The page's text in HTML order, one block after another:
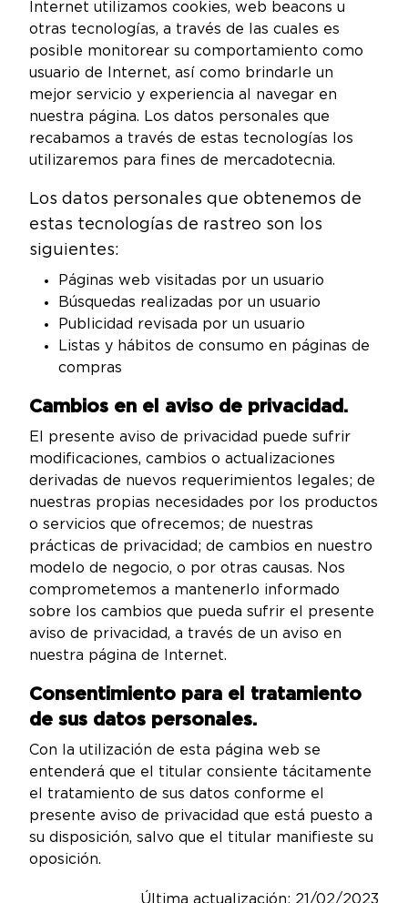
Internet utilizamos cookies, web beacons u
otras tecnologías, a través de las cuales es
posible monitorear su comportamiento como
usuario de Internet, así como brindarle un
mejor servicio y experiencia al navegar en
nuestra página. Los datos personales que
recabamos a través de estas tecnologías los
utilizaremos para fines de mercadotecnia.
Los datos personales que obtenemos de
estas tecnologías de rastreo son los
siguientes:
Páginas web visitadas por un usuario
Búsquedas realizadas por un usuario
Publicidad revisada por un usuario
Listas y hábitos de consumo en páginas de
compras
Cambios en el aviso de privacidad.
El presente aviso de privacidad puede sufrir
modificaciones, cambios o actualizaciones
derivadas de nuevos requerimientos legales; de
nuestras propias necesidades por los productos
o servicios que ofrecemos; de nuestras
prácticas de privacidad; de cambios en nuestro
modelo de negocio, o por otras causas. Nos
comprometemos a mantenerlo informado
sobre los cambios que pueda sufrir el presente
aviso de privacidad, a través de un aviso en
nuestra página de Internet.
Consentimiento para el tratamiento
de sus datos personales.
Con la utilización de esta página web se
entenderá que el titular consiente tácitamente
el tratamiento de sus datos conforme el
presente aviso de privacidad que está puesto a
su disposición, salvo que el titular manifieste su
oposición.
Última actualización: 21/02/2023